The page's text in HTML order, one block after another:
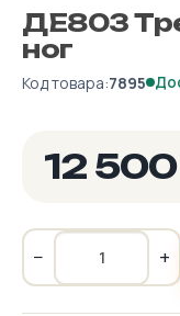
ДЕ803
ног
Код товара:7895
12
− +